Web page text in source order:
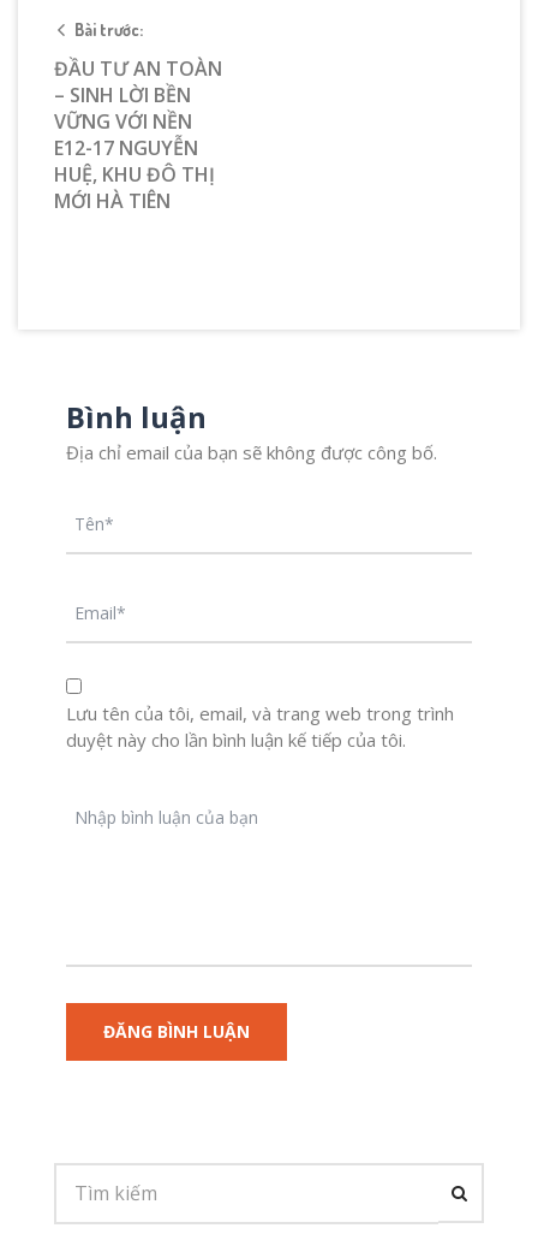
Bài trước:
ĐẦU TƯ AN TOÀN
– SINH LỜI BỀN
VỮNG VỚI NỀN
E12-17 NGUYỄN
HUỆ, KHU ĐÔ THỊ
MỚI HÀ TIÊN
Bình luận
Địa chỉ email của bạn sẽ không được công bố.
Lưu tên của tôi, email, và trang web trong trình
duyệt này cho lần bình luận kế tiếp của tôi.